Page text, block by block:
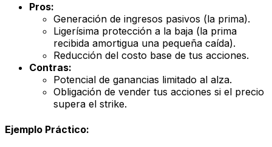
Pros:
Generación de ingresos pasivos (la prima).
Ligerísima protección a la baja (la prima
recibida amortigua una pequeña caída).
Reducción del costo base de tus acciones.
Contras:
Potencial de ganancias limitado al alza.
Obligación de vender tus acciones si el precio
supera el strike.
Ejemplo Práctico: